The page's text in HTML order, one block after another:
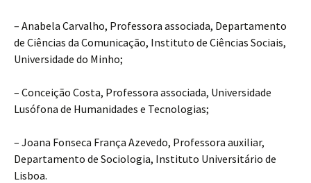
– Anabela Carvalho, Professora associada, Departamento
de Ciências da Comunicação, Instituto de Ciências Sociais,
Universidade do Minho;
– Conceição Costa, Professora associada, Universidade
Lusófona de Humanidades e Tecnologias;
– Joana Fonseca França Azevedo, Professora auxiliar,
Departamento de Sociologia, Instituto Universitário de
Lisboa.